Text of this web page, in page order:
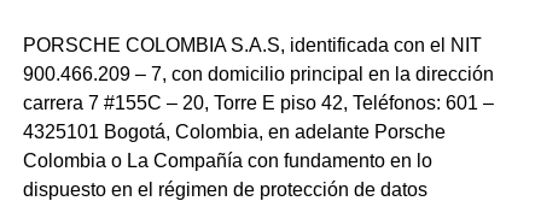
PORSCHE COLOMBIA S.A.S, identificada con el NIT
900.466.209 – 7, con domicilio principal en la dirección
carrera 7 #155C – 20, Torre E piso 42, Teléfonos: 601 –
4325101 Bogotá, Colombia, en adelante Porsche
Colombia o La Compañía con fundamento en lo
dispuesto en el régimen de protección de datos